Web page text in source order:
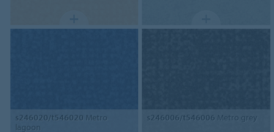
s246020/t546020 Metro
lagoon
s246006/t546006 Metro grey